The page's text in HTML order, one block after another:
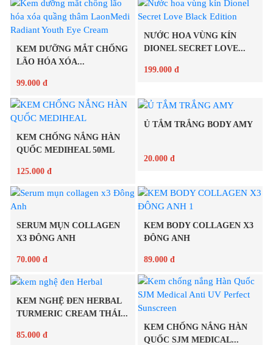
Chi tiết
Chi tiết
KEM DƯỠNG MẮT CHỐNG
LÃO HÓA XÓA...
99.000 đ
Chi tiết
NƯỚC HOA VÙNG KÍN
DIONEL SECRET LOVE...
199.000 đ
Chi tiết
KEM CHỐNG NẮNG HÀN
QUỐC MEDIHEAL 50ML
125.000 đ
Ủ TẮM TRẮNG BODY AMY
20.000 đ
Chi tiết
SERUM MỤN COLLAGEN
X3 ĐÔNG ANH
70.000 đ
Chi tiết
KEM BODY COLLAGEN X3
ĐÔNG ANH
89.000 đ
KEM NGHỆ ĐEN HERBAL
TURMERIC CREAM THÁI...
85.000 đ
KEM CHỐNG NẮNG HÀN
QUỐC SJM MEDICAL...